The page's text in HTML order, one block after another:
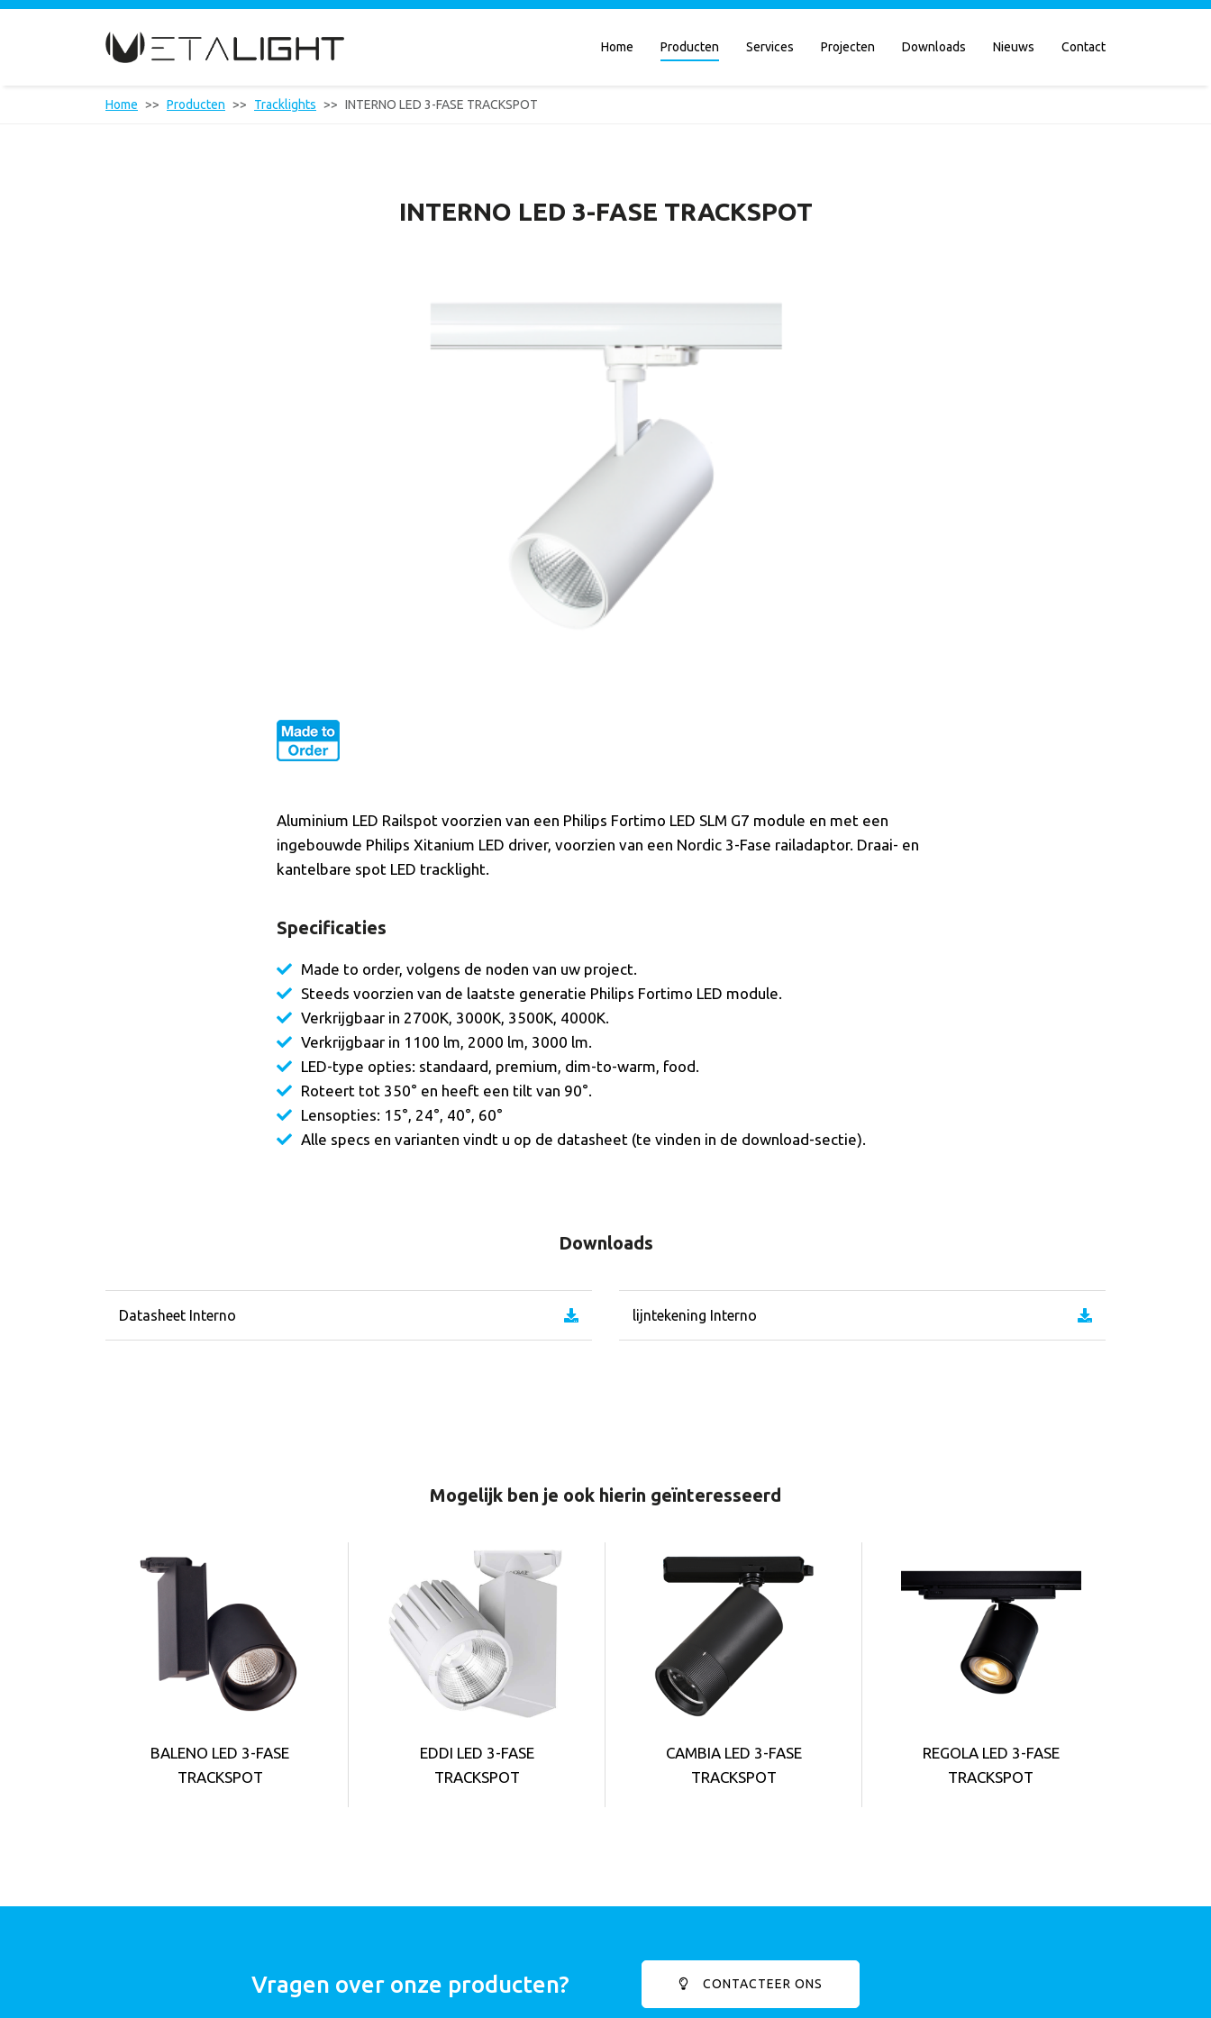
Home Producten Services Projecten Downloads Nieuws Contact
Home Producten Tracklights INTERNO LED 3-FASE TRACKSPOT
INTERNO LED 3-FASE TRACKSPOT
Aluminium LED Railspot voorzien van een Philips Fortimo LED SLM G7 module en met een
ingebouwde Philips Xitanium LED driver, voorzien van een Nordic 3-Fase railadaptor. Draai- en
kantelbare spot LED tracklight.
Specificaties
Made to order, volgens de noden van uw project.
Steeds voorzien van de laatste generatie Philips Fortimo LED module.
Verkrijgbaar in 2700K, 3000K, 3500K, 4000K.
Verkrijgbaar in 1100 lm, 2000 lm, 3000 lm.
LED-type opties: standaard, premium, dim-to-warm, food.
Roteert tot 350° en heeft een tilt van 90°.
Lensopties: 15°, 24°, 40°, 60°
Alle specs en varianten vindt u op de datasheet (te vinden in de download-sectie).
Downloads
Datasheet Interno lijntekening Interno
Mogelijk ben je ook hierin geïnteresseerd
BALENO LED 3-FASE
TRACKSPOT
EDDI LED 3-FASE
TRACKSPOT
CAMBIA LED 3-FASE
TRACKSPOT
REGOLA LED 3-FASE
TRACKSPOT
Vragen over onze producten? CONTACTEER ONS